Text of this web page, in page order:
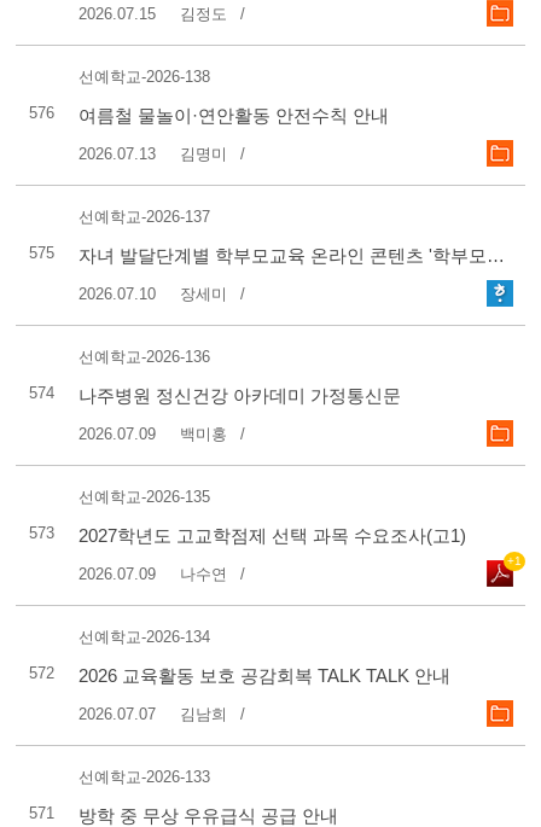
2026.07.15 김정도
576
선예학교-2026-138
여름철 물놀이·연안활동 안전수칙 안내
2026.07.13 김명미
575
선예학교-2026-137
자녀 발달단계별 학부모교육 온라인 콘텐츠 '학부모는 처음이라' 출시기념 이벤트 안내
2026.07.10 장세미
574
선예학교-2026-136
나주병원 정신건강 아카데미 가정통신문
2026.07.09 백미홍
573
선예학교-2026-135
2027학년도 고교학점제 선택 과목 수요조사(고1)
+1
2026.07.09 나수연
572
선예학교-2026-134
2026 교육활동 보호 공감회복 TALK TALK 안내
2026.07.07 김남희
571
선예학교-2026-133
방학 중 무상 우유급식 공급 안내